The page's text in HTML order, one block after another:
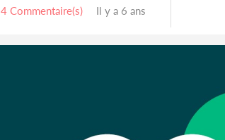
4 Commentaire(s) Il y a 6 ans